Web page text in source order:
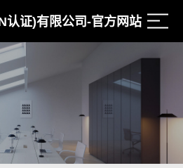
认证)有限公司-官方网站